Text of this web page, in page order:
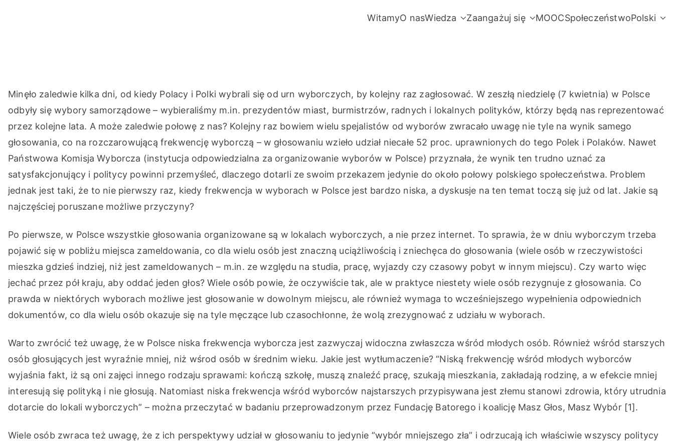
WitamyO nasWiedza Zaangażuj się MOOCSpołeczeństwoPolski
Minęło zaledwie kilka dni, od kiedy Polacy i Polki wybrali się od urn wyborczych, by kolejny raz zagłosować. W zeszłą niedzielę (7 kwietnia) w Polsce
odbyły się wybory samorządowe – wybieraliśmy m.in. prezydentów miast, burmistrzów, radnych i lokalnych polityków, którzy będą nas reprezentować
przez kolejne lata. A może zaledwie połowę z nas? Kolejny raz bowiem wielu spejalistów od wyborów zwracało uwagę nie tyle na wynik samego
głosowania, co na rozczarowującą frekwencję wyborczą – w głosowaniu wzieło udział niecałe 52 proc. uprawnionych do tego Polek i Polaków. Nawet
Państwowa Komisja Wyborcza (instytucja odpowiedzialna za organizowanie wyborów w Polsce) przyznała, że wynik ten trudno uznać za
satysfakcjonujący i politycy powinni przemyśleć, dlaczego dotarli ze swoim przekazem jedynie do około połowy polskiego społeczeństwa. Problem
jednak jest taki, że to nie pierwszy raz, kiedy frekwencja w wyborach w Polsce jest bardzo niska, a dyskusje na ten temat toczą się już od lat. Jakie są
najczęściej poruszane możliwe przyczyny?
Po pierwsze, w Polsce wszystkie głosowania organizowane są w lokalach wyborczych, a nie przez internet. To sprawia, że w dniu wyborczym trzeba
pojawić się w pobliżu miejsca zameldowania, co dla wielu osób jest znaczną uciążliwością i zniechęca do głosowania (wiele osób w rzeczywistości
mieszka gdzieś indziej, niż jest zameldowanych – m.in. ze względu na studia, pracę, wyjazdy czy czasowy pobyt w innym miejscu). Czy warto więc
jechać przez pół kraju, aby oddać jeden głos? Wiele osób powie, że oczywiście tak, ale w praktyce niestety wiele osób rezygnuje z głosowania. Co
prawda w niektórych wyborach możliwe jest głosowanie w dowolnym miejscu, ale również wymaga to wcześniejszego wypełnienia odpowiednich
dokumentów, co dla wielu osób okazuje się na tyle męczące lub czasochłonne, że wolą zrezygnować z udziału w wyborach.
Warto zwrócić też uwagę, że w Polsce niska frekwencja wyborcza jest zazwyczaj widoczna zwłaszcza wśród młodych osób. Również wśród starszych
osób głosujących jest wyraźnie mniej, niż wśrod osób w średnim wieku. Jakie jest wytłumaczenie? “Niską frekwencję wśród młodych wyborców
wyjaśnia fakt, iż są oni zajęci innego rodzaju sprawami: kończą szkołę, muszą znaleźć pracę, szukają mieszkania, zakładają rodzinę, a w efekcie mniej
interesują się polityką i nie głosują. Natomiast niska frekwencja wśród wyborców najstarszych przypisywana jest złemu stanowi zdrowia, który utrudnia
dotarcie do lokali wyborczych” – można przeczytać w badaniu przeprowadzonym przez Fundację Batorego i koalicję Masz Głos, Masz Wybór [1].
Wiele osób zwraca też uwagę, że z ich perspektywy udział w głosowaniu to jedynie “wybór mniejszego zła” i odrzucają ich właściwie wszyscy politycy